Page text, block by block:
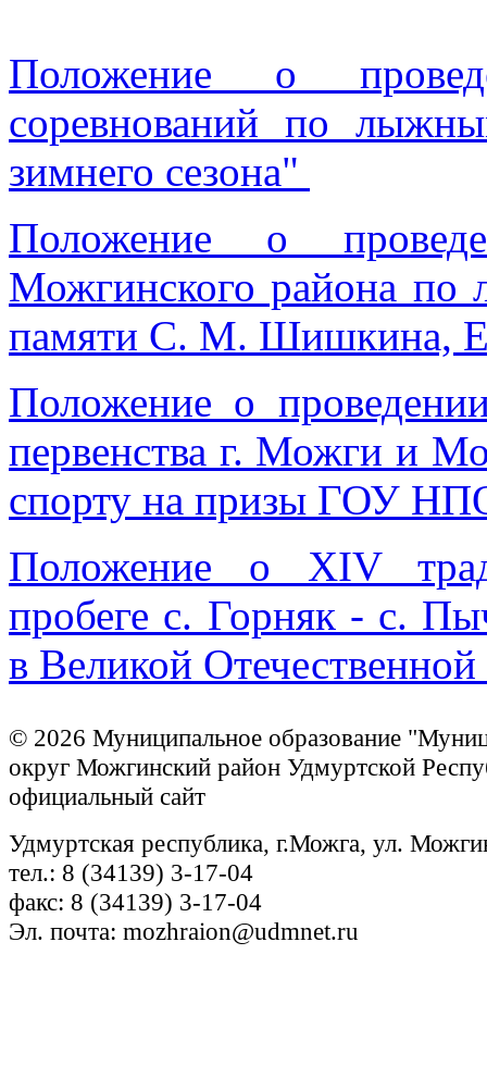
Положение о
соревнований по
зимнего сезона"
Положение о
Можгинского района по
памяти С. М. Шишкина,
Положение о
первенства г. Можги и
спорту на призы ГОУ
Положение о XIV
пробеге с. Горняк - с.
в Великой Отечественной
© 2026 Муниципальное образование
округ Можгинский район Удмуртской
официальный сайт
Удмуртская республика, г.Можга, ул.
тел.: 8 (34139) 3-17-04
факс: 8 (34139) 3-17-04
Эл. почта: mozhraion@udmnet.ru